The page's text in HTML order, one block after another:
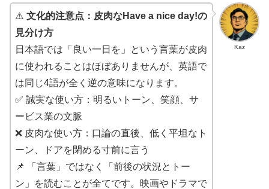
Kaz
⚠️ 文化的注意点：皮肉なHave a nice day!の
見分け方
日本語では「良い一日を」という言葉が皮肉
に使われることはほぼありませんが、英語で
は同じ4語が全く逆の意味になります。
✅ 誠実な使い方：明るいトーン、笑顔、サ
ービス業の文脈
❌ 皮肉な使い方：口論の直後、低く平坦なト
ーン、ドアを閉める寸前に言う
📌 「言葉」ではなく「前後の状況とトー
ン」を読むことが全てです。映画やドラマで